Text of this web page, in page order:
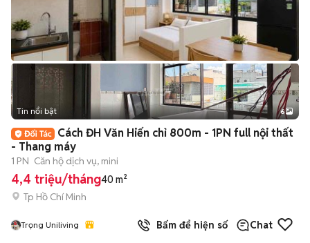
+2
Tin nổi bật 6
Cách ĐH Văn Hiến chỉ 800m - 1PN full nội thất
- Thang máy
1 PN Căn hộ dịch vụ, mini
4,4 triệu/tháng40 m²
Tp Hồ Chí Minh
Trọng Uniliving Bấm để hiện số Chat